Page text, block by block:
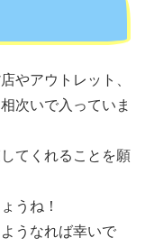
やアウトレット、
次いで入っていま
てくれることを願
うね！
うなれば幸いで